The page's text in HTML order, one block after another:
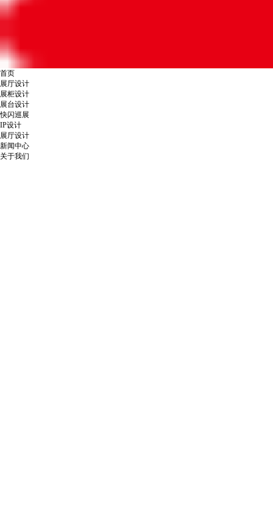
首页
展厅设计
展柜设计
展台设计
快闪巡展
IP设计
展厅设计
新闻中心
关于我们